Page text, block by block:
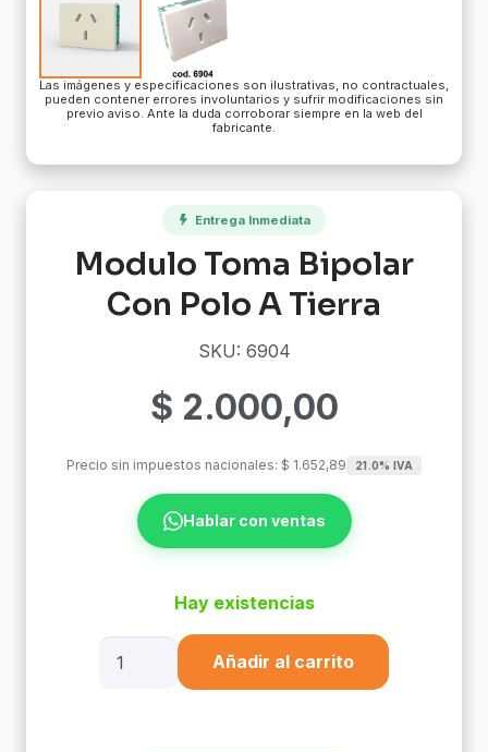
Las imágenes y especificaciones son ilustrativas, no contractuales,
pueden contener errores involuntarios y sufrir modificaciones sin
previo aviso. Ante la duda corroborar siempre en la web del
fabricante.
Entrega Inmediata
Modulo Toma Bipolar
Con Polo A Tierra
SKU: 6904
$ 2.000,00
Precio sin impuestos nacionales: $ 1.652,89 21.0% IVA
Hablar con ventas
Hay existencias
Añadir al carrito